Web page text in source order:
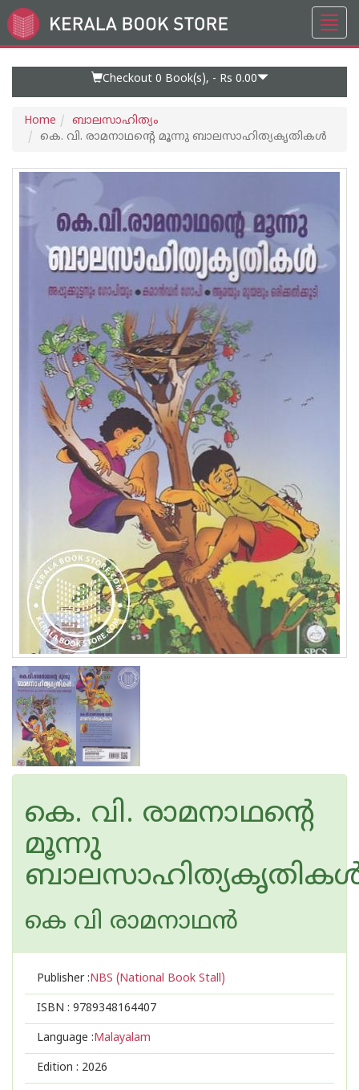
Go
to
Checkout 0 Book(s), - Rs 0.00
Home
ബാലസാഹിത്യം
കെ. വി. രാമനാഥന്റെ മൂന്നു ബാലസാഹിത്യകൃതികൾ
കെ. വി. രാമനാഥന്റെ
മൂന്നു
കെ വി രാമനാഥന്‍
Publisher :NBS (National Book Stall)
ISBN : 9789348164407
Language :Malayalam
Edition : 2026